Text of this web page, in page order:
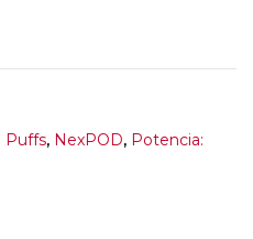
Puffs, NexPOD, Potencia: